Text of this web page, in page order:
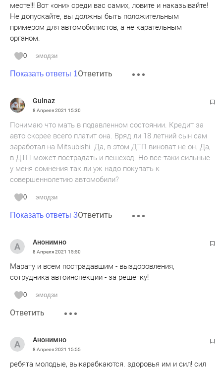
месте!!! Вот «они» среди вас самих, ловите и наказывайте!
Не допускайте, вы должны быть положительным
примером для автомобилистов, а не карательным
органом.
0 эмодзи
Показать ответы 1Ответить
Gulnaz
8 Апреля 2021 15:30
Понимаю что мать в подавленном состоянии. Кредит за
авто скорее всего платит она. Вряд ли 18 летний сын сам
заработал на Mitsubishi. Да, в этом ДТП виноват не он. Да,
в ДТП может пострадать и пешеход. Но все-таки сильные
у меня сомнения так ли уж надо покупать к
совершеннолетию автомобили?
0 эмодзи
Показать ответы 3Ответить
Анонимно
8 Апреля 2021 15:50
Марату и всем пострадавшим - выздоровления,
сотрудника автоинспекции - за решетку!
0 эмодзи
Ответить
Анонимно
8 Апреля 2021 15:55
ребята молодые, выкарабкаются. здоровья им и сил! сил